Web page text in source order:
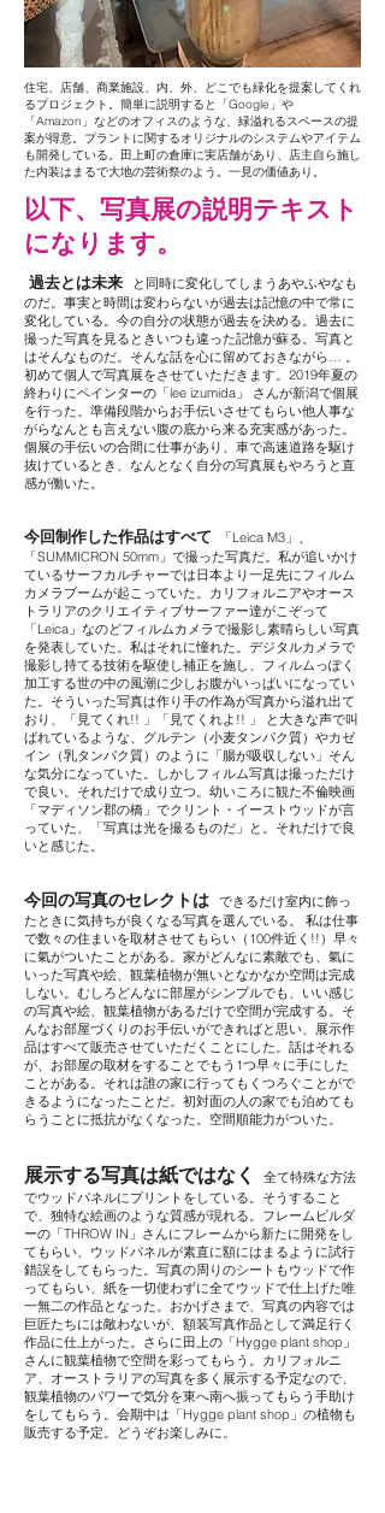
住宅、店舗、商業施設、内、外、どこでも緑化を提案してくれ
るプロジェクト。簡単に説明すると「Google」や
「Amazon」などのオフィスのような、緑溢れるスペースの提
案が得意。プラントに関するオリジナルのシステムやアイテム
も開発している。田上町の倉庫に実店舗があり、店主自ら施し
た内装はまるで大地の芸術祭のよう。一見の価値あり。
以下、写真展の説明テキスト
になります。
過去とは未来
と同時に変化してしまうあやふやなも
のだ。事実と時間は変わらないが過去は記憶の中で常に
変化している。今の自分の状態が過去を決める。過去に
撮った写真を見るときいつも違った記憶が蘇る。写真と
はそんなものだ。そんな話を心に留めておきながら… 。
初めて個人で写真展をさせていただきます。2019年夏の
終わりにペインターの「lee izumida」 さんが新潟で個展
を行った。準備段階からお手伝いさせてもらい他人事な
がらなんとも言えない腹の底から来る充実感があった。
個展の手伝いの合間に仕事があり、車で高速道路を駆け
抜けているとき、なんとなく自分の写真展もやろうと直
感が働いた。
今回制作した作品はすべて 「Leica M3」、
「SUMMICRON 50mm」で撮った写真だ。私が追いかけ
ているサーフカルチャーでは日本より一足先にフィルム
カメラブームが起こっていた。カリフォルニアやオース
トラリアのクリエイティブサーファー達がこぞって
「Leica」なのどフィルムカメラで撮影し素晴らしい写真
を発表していた。私はそれに憧れた。デジタルカメラで
撮影し持てる技術を駆使し補正を施し、フィルムっぽく
加工する世の中の風潮に少しお腹がいっぱいになってい
た。そういった写真は作り手の作為が写真から溢れ出て
おり、「見てくれ!! 」「見てくれよ!! 」 と大きな声で叫
ばれているような、グルテン（小麦タンパク質）やカゼ
イン（乳タンパク質）のように「腸が吸収しない」そん
な気分になっていた。しかしフィルム写真は撮っただけ
で良い。それだけで成り立つ。幼いころに観た不倫映画
「マディソン郡の橋」でクリント・イーストウッドが言
っていた、「写真は光を撮るものだ」と。それだけで良
いと感じた。
今回の写真のセレクトは できるだけ室内に飾っ
たときに気持ちが良くなる写真を選んでいる。 私は仕事
で数々の住まいを取材させてもらい（100件近く!!）早々
に氣がついたことがある。家がどんなに素敵でも、氣に
いった写真や絵、観葉植物が無いとなかなか空間は完成
しない。むしろどんなに部屋がシンプルでも、いい感じ
の写真や絵、観葉植物があるだけで空間が完成する。そ
んなお部屋づくりのお手伝いができればと思い、展示作
品はすべて販売させていただくことにした。話はそれる
が、お部屋の取材をすることでもう1つ早々に手にした
ことがある。それは誰の家に行ってもくつろぐことがで
きるようになったことだ。初対面の人の家でも泊めても
らうことに抵抗がなくなった。空間順能力がついた。
展示する写真は紙ではなく
全て特殊な方法
でウッドパネルにプリントをしている。そうすること
で、独特な絵画のような質感が現れる。フレームビルダ
ーの「THROW IN」さんにフレームから新たに開発をし
てもらい、ウッドパネルが素直に額にはまるように試行
錯誤をしてもらった。写真の周りのシートもウッドで作
ってもらい、紙を一切使わずに全てウッドで仕上げた唯
一無二の作品となった。おかげさまで、写真の内容では
巨匠たちには敵わないが、額装写真作品として満足行く
作品に仕上がった。さらに田上の「Hygge plant shop」
さんに観葉植物で空間を彩ってもらう。カリフォルニ
ア、オーストラリアの写真を多く展示する予定なので、
観葉植物のパワーで気分を東へ南へ振ってもらう手助け
をしてもらう。会期中は「Hygge plant shop」の植物も
販売する予定。どうぞお楽しみに。